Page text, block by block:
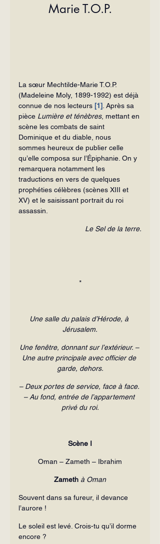
Marie T.O.P.
La sœur Mechtilde-Marie T.O.P.
(Madeleine Moly, 1899-1992) est déjà
connue de nos lecteurs [1] . Après sa
pièce Lumière et ténèbres, mettant en
scène les combats de saint
Dominique et du diable, nous
sommes heureux de publier celle
qu’elle composa sur l’Épiphanie. On y
remarquera notamment les
traductions en vers de quelques
prophéties célèbres (scènes XIII et
XV) et le saisissant portrait du roi
assassin.
Le Sel de la terre.
*
Une salle du palais d’Hérode, à
Jérusalem.
Une fenêtre, donnant sur l’extérieur. –
Une autre principale avec officier de
garde, dehors.
– Deux portes de service, face à face.
– Au fond, entrée de l’appartement
privé du roi.
Scène I
Oman – Zameth – Ibrahim
Zameth à Oman
Souvent dans sa fureur, il devance
l’aurore !
Le soleil est levé. Crois-tu qu’il dorme
encore ?